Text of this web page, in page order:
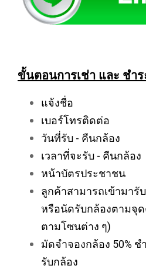
ขั้นตอนการเช่า และ ชำร
แจ้งชื่อ
เบอร์โทรติดต่อ
วันที่รับ - คืนกล้อง
เวลาที่จะรับ - คืนกล้อง
หน้าบัตรประชาชน
ลูกค้าสามารถเข้ามารั
หรือนัดรับกล้องตามจุด
ตามโซนต่าง ๆ)
มัดจำจองกล้อง 50%
รับกล้อง